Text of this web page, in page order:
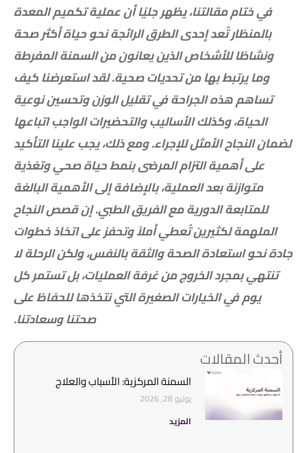
في ختام مقالتنا، يظهر جليًا أن عملية تكميم المعدة
بالمنظار تُعد إحدى الطرق الرائجة نحو حياة أكثر صحة
ونشاطًا للأشخاص الذين يعانون من السمنة المفرطة
وما يرتبط بها من تحديات صحية. لقد استعرضنا كيف
تساهم هذه الجراحة في تقليل الوزن وتحسين نوعية
الحياة، وكذلك الأساليب والتحضيرات الواجب اتباعها
لضمان النجاح الأمثل للإجراء. ومع ذلك، يجب علينا التأكيد
على أهمية التزام المرضى بنمط حياة صحي وتغذية
متوازنة بعد العملية، بالإضافة إلى الأهمية البالغة
للمتابعة الدورية مع الفريق الطبي. إن قصص النجاح
الملهمة لكثيرين تُعطي أملاً وتحفز على اتخاذ خطوات
جادة نحو استعادة الصحة والثقة بالنفس، ولكن الرحلة لا
تنتهي بمجرد الخروج من غرفة العمليات، بل تستمر كل
يوم في الخيارات الصغيرة التي نتخذها للحفاظ على
صحتنا وسعادتنا.
أحدث المقالات
السمنة المركزية: الأسباب والعلاج
يونيو 28, 2026
المزيد